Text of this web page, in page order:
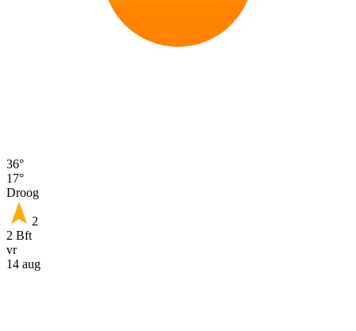
36°
17°
Droog
2
2 Bft
vr
14 aug